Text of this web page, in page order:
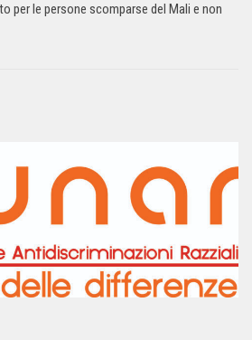
per le persone scomparse del Mali e non